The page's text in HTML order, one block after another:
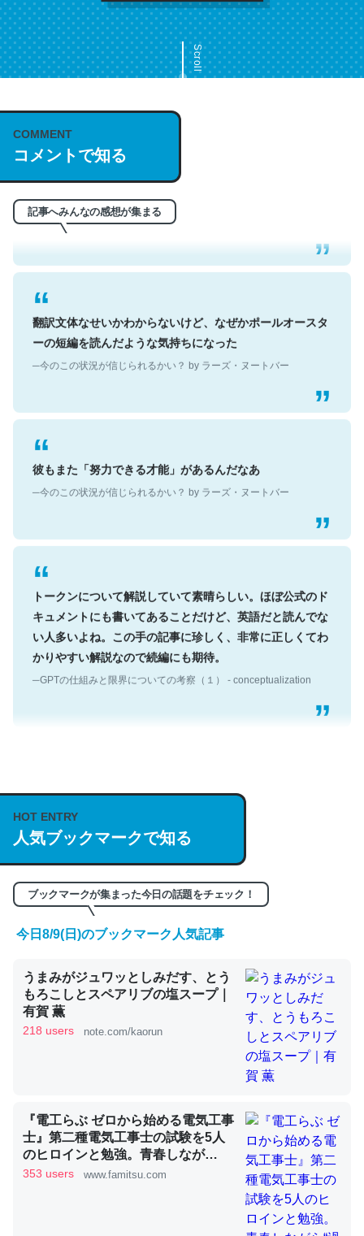
Scroll
COMMENT
コメントで知る
記事へみんなの感想が集まる
これは名文。彼はとてもクレバーなんだろうなと凄く思
う。英語少しでも読める人は原文もお勧め。自分はこの流
─今のこの状況が信じられるかい？ by ラーズ・ヌートバー
翻訳文体なせいかわからないけど、なぜかポールオースタ
ーの短編を読んだような気持ちになった
彼もまた「努力できる才能」があるんだなあ
トークンについて解説していて素晴らしい。ほぼ公式のド
キュメントにも書いてあることだけど、英語だと読んでな
い人多いよね。この手の記事に珍しく、非常に正しくてわ
かりやすい解説なので続編にも期待。
説してる記事が少ないので貴重な良記事。/続編来た
https://isobe324649.hatenablog.com/entry/2023/03/27
/064121
─GPTの仕組みと限界についての考察（１） - conceptualization
くらい。小説でいう「ずっと前の伏線」は回収されないけ
ど、短期記憶というには多い分量。進化すればするほど分
かりやすく強くなりそう
─GPTの仕組みと限界についての考察（１） - conceptualization
昆虫ってカルシウム少ないのか。知らんかった。調べたら
コオロギのカルシウム分はエビの600分の1程度。
─ニュース :: 【研究発表】昆虫学の大問題＝「昆虫はなぜ海にいな
HOT ENTRY
人気ブックマークで知る
ブックマークが集まった今日の話題をチェック！
今日8/9(日)のブックマーク人気記事
うまみがジュワッとしみだす、とう
もろこしとスペアリブの塩スープ｜
有賀 薫
218 users note.com/kaorun
『電工らぶ ゼロから始める電気工事
士』第二種電気工事士の試験を5人
のヒロインと勉強。青春しなが
ら“過去問1000問”や“本番形式CBT
353 users www.famitsu.com